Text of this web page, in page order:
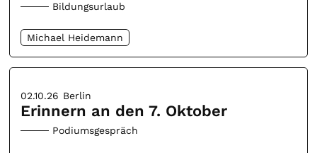
Bildungsurlaub
Michael Heidemann
02.10.26 Berlin
Erinnern an den 7. Oktober
Podiumsgespräch